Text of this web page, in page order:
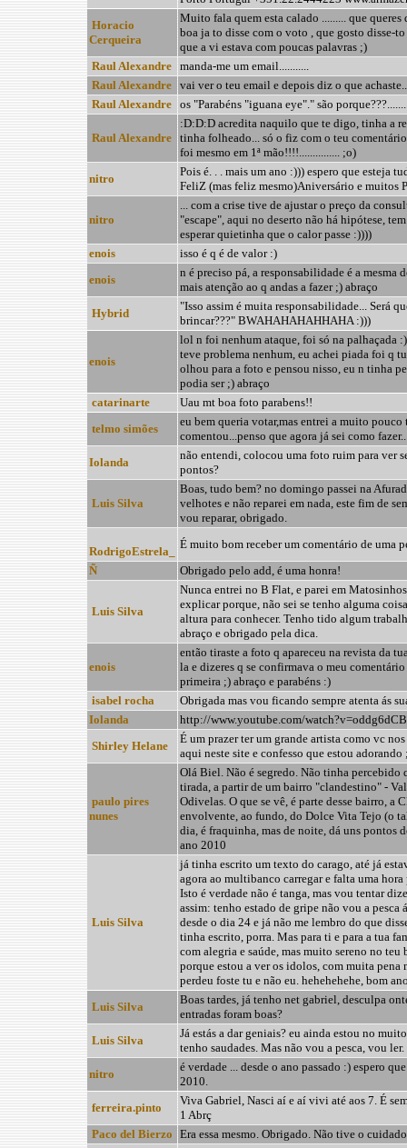
Horacio
Cerqueira
Muito fala quem esta calado ......... que queres
boa ja to disse com o voto , que gosto disse-
que a vi estava com poucas palavras ;)
Raul Alexandre
manda-me um email...........
Raul Alexandre
vai ver o teu email e depois diz o que
Raul Alexandre
os "Parabéns "iguana eye"." são
Raul Alexandre
:D:D:D acredita naquilo que te digo, tinha a
tinha folheado... só o fiz com o teu
foi mesmo em 1ª mão!!!!............... ;o)
nitro
Pois é. . . mais um ano :))) espero que esteja
FeliZ (mas feliz mesmo)Aniversário e muitos
nitro
... com a crise tive de ajustar o preço da
"escape", aqui no deserto não há hipótese,
esperar quietinha que o calor passe :))))
enois
isso é q é de valor :)
enois
n é preciso pá, a responsabilidade é a mesma
mais atenção ao q andas a fazer ;) abraço
Hybrid
"Isso assim é muita responsabilidade... Será
brincar???" BWAHAHAHAHHAHA :)))
enois
lol n foi nenhum ataque, foi só na palhaçada
teve problema nenhum, eu achei piada foi q
olhou para a foto e pensou nisso, eu n tinha
podia ser ;) abraço
catarinarte
Uau mt boa foto parabens!!
telmo simões
eu bem queria votar,mas entrei a muito pouco
comentou...penso que agora já sei como
Iolanda
não entendi, colocou uma foto ruim para ver
pontos?
Luis Silva
Boas, tudo bem? no domingo passei na
velhotes e não reparei em nada, este fim de
vou reparar, obrigado.
RodrigoEstrela_
É muito bom receber um comentário de uma
Ñ
Obrigado pelo add, é uma honra!
Luis Silva
Nunca entrei no B Flat, e parei em
explicar porque, não sei se tenho alguma
altura para conhecer. Tenho tido algum
abraço e obrigado pela dica.
enois
então tiraste a foto q apareceu na revista da
la e dizeres q se confirmava o meu
primeira ;) abraço e parabéns :)
isabel rocha
Obrigada mas vou ficando sempre atenta ás
Iolanda
http://www.youtube.com/
Shirley Helane
É um prazer ter um grande artista como vc
aqui neste site e confesso que estou adorando
paulo pires
nunes
Olá Biel. Não é segredo. Não tinha percebido
tirada, a partir de um bairro "clandestino" -
Odivelas. O que se vê, é parte desse bairro, a
envolvente, ao fundo, do Dolce Vita Tejo (o
dia, é fraquinha, mas de noite, dá uns pontos
ano 2010
Luis Silva
já tinha escrito um texto do carago, até já
agora ao multibanco carregar e falta uma
Isto é verdade não é tanga, mas vou tentar
assim: tenho estado de gripe não vou a pesca
desde o dia 24 e já não me lembro do que
tinha escrito, porra. Mas para ti e para a tua
com alegria e saúde, mas muito sereno no teu
porque estou a ver os idolos, com muita pena
perdeu foste tu e não eu. hehehehehe, bom
Luis Silva
Boas tardes, já tenho net gabriel, desculpa
entradas foram boas?
Luis Silva
Já estás a dar geniais? eu ainda estou no
tenho saudades. Mas não vou a pesca, vou ler.
nitro
é verdade ... desde o ano passado :) espero
2010.
ferreira.pinto
Viva Gabriel, Nasci aí e aí vivi até aos 7. É
1 Abrç
Paco del Bierzo Era essa mesmo. Obrigado. Não tive o